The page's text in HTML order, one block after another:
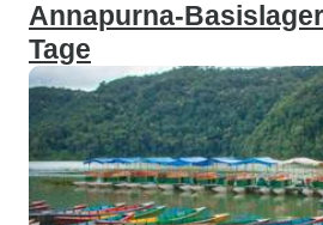
Annapurna-
Tage